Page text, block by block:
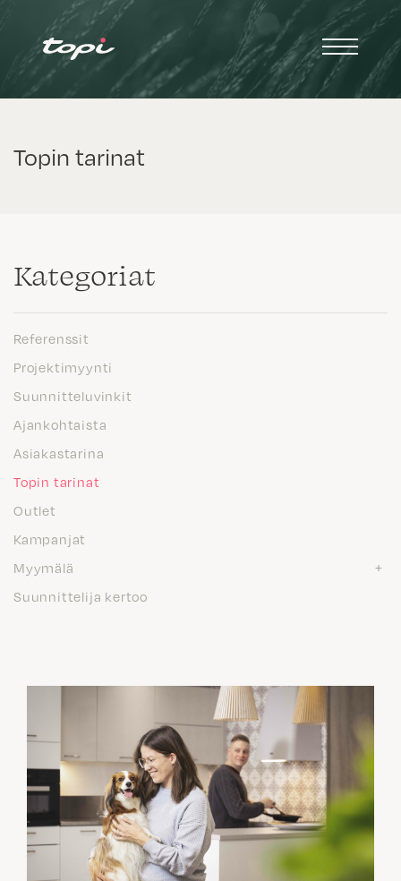
Topin tarinat
Kategoriat
Referenssit
Projektimyynti
Suunnitteluvinkit
Ajankohtaista
Asiakastarina
Topin tarinat
Outlet
Kampanjat
Myymälä
Suunnittelija kertoo